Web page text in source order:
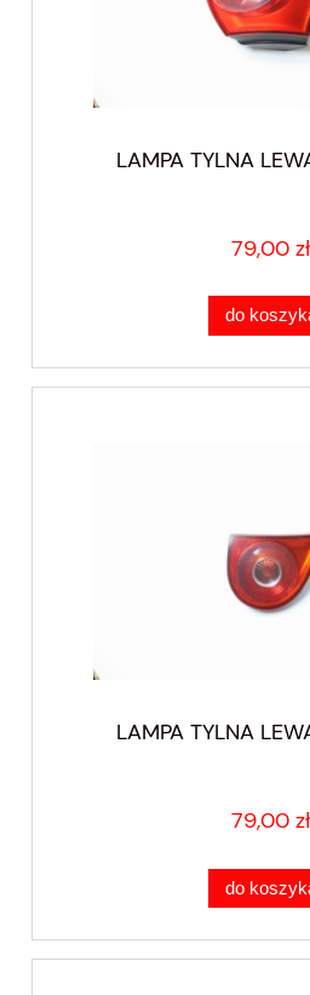
LAMPA TYLNA
79,00 zł
do
LAMPA TYLNA
79,00 zł
do